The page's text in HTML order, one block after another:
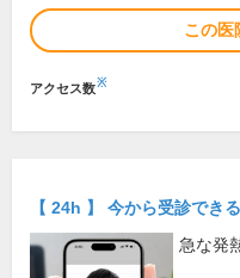
この医
アクセス数※
【 24h 】 今から受診できる
急な発